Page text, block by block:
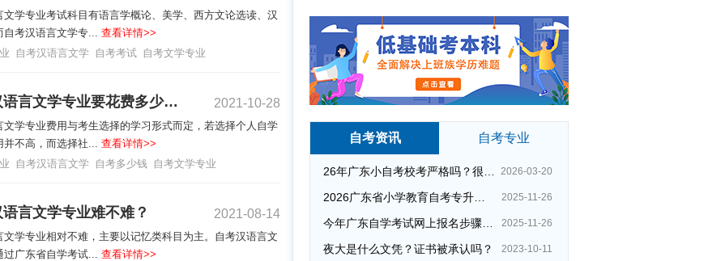
自考资讯 自考专业
26年广东小自考校考严格吗？很简单吗？ 2026-03-20
2026广东省小学教育自考专升本考试科目（+指引） 2025-11-26
今年广东自学考试网上报名步骤（全） 2025-11-26
夜大是什么文凭？证书被承认吗？ 2023-10-11
文学专业考试科目有语言学概论、美学、西方文论选读、汉
考汉语言文学专... 查看详情>>
自考汉语言文学 自考考试 自考文学专业
自考本科汉语言文学专业要花费多少钱？ 2021-10-28
文学专业费用与考生选择的学习形式而定，若选择个人自学
并不高，而选择社... 查看详情>>
自考汉语言文学 自考多少钱 自考文学专业
言文学专业难不难？ 2021-08-14
文学专业相对不难，主要以记忆类科目为主。自考汉语言文
广东省自学考试... 查看详情>>